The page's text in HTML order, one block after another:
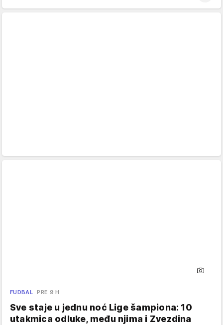
FUDBAL PRE 9 H
Sve staje u jednu noć Lige šampiona: 10
utakmica odluke, među njima i Zvezdina